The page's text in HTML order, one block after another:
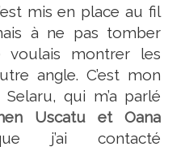
mis en place au fil
à ne pas tomber
voulais montrer les
angle. C’est mon
qui m’a parlé
Uscatu et Oana
j’ai contacté